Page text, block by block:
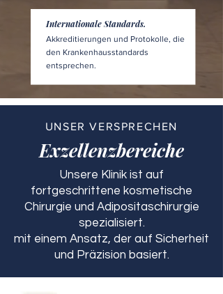
Internationale Standards.
Akkreditierungen und Protokolle, die
den Krankenhausstandards
entsprechen.
UNSER VERSPRECHEN
Exzellenzbereiche
Unsere Klinik ist auf
fortgeschrittene kosmetische
Chirurgie und Adipositaschirurgie
spezialisiert.
mit einem Ansatz, der auf Sicherheit
und Präzision basiert.